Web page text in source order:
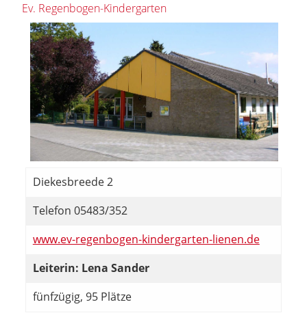
Ev. Regenbogen-Kindergarten
Diekesbreede 2
Telefon 05483/352
www.ev-regenbogen-kindergarten-lienen.de
Leiterin: Lena Sander
fünfzügig, 95 Plätze